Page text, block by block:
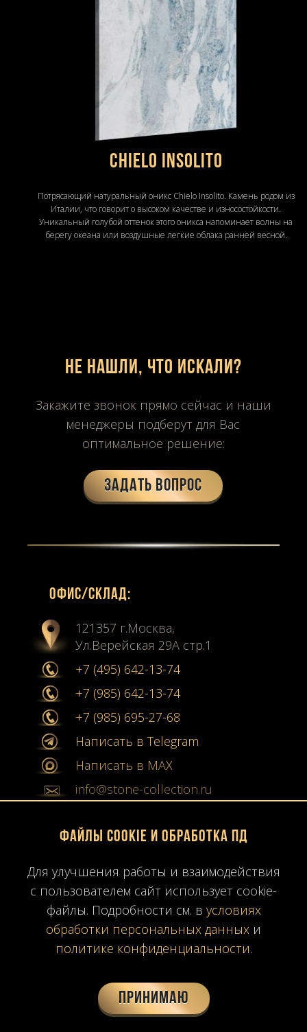
Chielo Insolito
Потрясающий натуральный оникс Chielo Insolito. Камень родом из
Италии, что говорит о высоком качестве и износостойкости.
Уникальный голубой оттенок этого оникса напоминает волны на
берегу океана или воздушные легкие облака ранней весной.
Не нашли, что искали?
Закажите звонок прямо сейчас и наши
менеджеры подберут для Вас
оптимальное решение:
Задать вопрос
Офиc/склад:
121357 г.Москва,
Ул.Верейская 29А стр.1
+7 (495) 642-13-74
+7 (985) 642-13-74
+7 (985) 695-27-68
Написать в Telegram
Написать в MAX
info@stone-collection.ru
Мы в социальных сетях:
Youtube
Карта сайта
Политика конфиденциальности
Время работы: ПН-ПТ10:00-19:00
Файлы Cookie и обработка ПД
Для улучшения работы и взаимодействия
с пользователем сайт использует cookie-
файлы. Подробности см. в условиях
обработки персональных данных и
политике конфиденциальности.
Принимаю